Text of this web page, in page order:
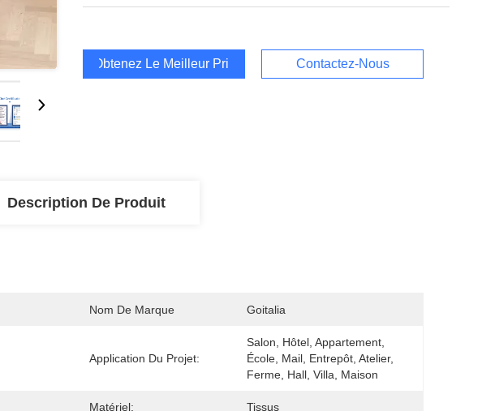
Obtenez Le Meilleur Prix Contactez-Nous
Description De Produit
Nom De Marque Goitalia
Application Du Projet:
Salon, Hôtel, Appartement,
École, Mail, Entrepôt, Atelier,
Ferme, Hall, Villa, Maison
Matériel: Tissus